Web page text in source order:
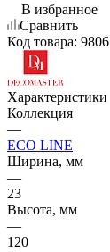
В избранное
Сравнить
Код товара: 9806
Характеристики
Коллекция
—
ECO LINE
Ширина, мм
—
23
Высота, мм
—
120